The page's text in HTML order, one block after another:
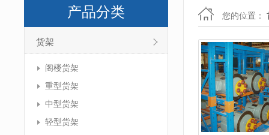
产品分类
货架
阁楼货架
重型货架
中型货架
轻型货架
您的位置：